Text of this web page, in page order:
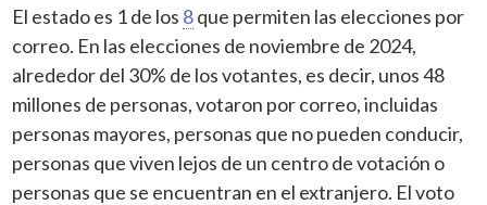
El estado es 1 de los 8que permiten las elecciones por
correo. En las elecciones de noviembre de 2024,
alrededor del 30% de los votantes, es decir, unos 48
millones de personas, votaron por correo, incluidas
personas mayores, personas que no pueden conducir,
personas que viven lejos de un centro de votación o
personas que se encuentran en el extranjero. El voto